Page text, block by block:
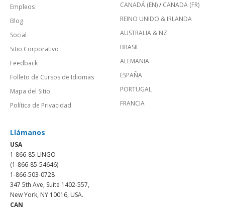
Empleos
Blog
Social
Sitio Corporativo
Feedback
Folleto de Cursos de Idiomas
Mapa del Sitio
Política de Privacidad
CANADÁ (EN)/ CANADA (FR)
REINO UNIDO & IRLANDA
AUSTRALIA & NZ
BRASIL
ALEMANIA
ESPAÑA
PORTUGAL
FRANCIA
Llámanos
USA
1-866-85-LINGO
(1-866-85-54646)
1-866-503-0728
347 5th Ave, Suite 1402-557,
New York, NY 10016, USA.
CAN